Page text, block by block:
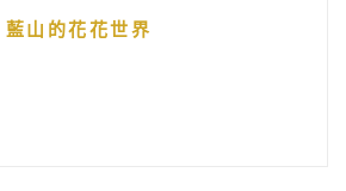
藍山的花花世界